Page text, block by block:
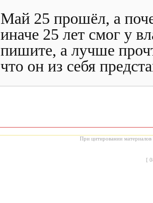
Май 25 прошёл, а
иначе 25 лет смог у
пишите, а лучше
что он из себя
При цитировании материалов
[